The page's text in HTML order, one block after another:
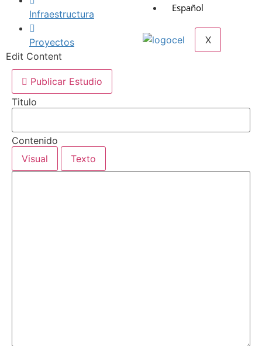
Español
X
Infraestructura
Proyectos
Edit Content
Publicar Estudio
Titulo
Contenido
Visual
Texto